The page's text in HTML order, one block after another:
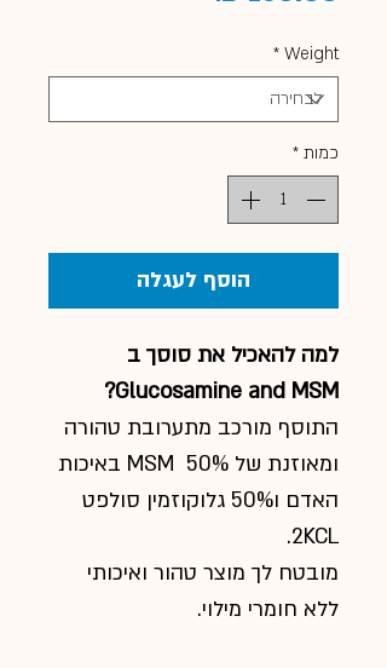
Weight
*
כמות *
הוסף לעגלה
למה להאכיל את סוסך ב
Glucosamine and MSM?
התוסף מורכב מתערובת טהורה
ומאוזנת של 50% MSM באיכות
האדם ו50% גלוקוזמין סולפט
2KCL.
מובטח לך מוצר טהור ואיכותי
ללא חומרי מילוי.